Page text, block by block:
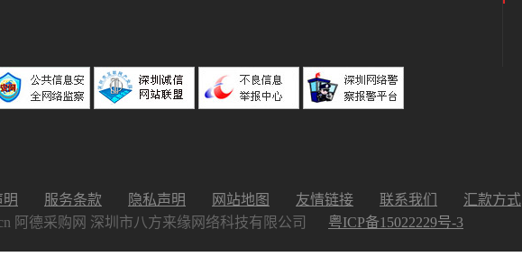
服务条款 隐私声明 网站地图 友情链接 联系我们 汇款方式
阿德采购网 深圳市八方来缘网络科技有限公司
粤ICP备15022229号-3